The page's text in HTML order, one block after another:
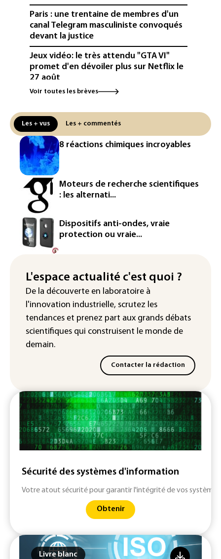
Paris : une trentaine de membres d'un
canal Telegram masculiniste convoqués
devant la justice
Jeux vidéo: le très attendu "GTA VI"
promet d'en dévoiler plus sur Netflix le
27 août
Dans les entrailles de Paris, un chantier
les rails du RER
Meta se lance sur le marché des logiciels
écrits par l'IA, dominé par Anthropic et
OpenAI
Google réorganise sa division IA: Demis
Hassabis passe la main, des stars s'en
vont
Colombie: un bébé hippopotame
descendant de la colonie d'Escobar
meurt malgré les soins
production d'électricité solaire
attendue en Europe
L'Autriche bat son record absolu de
chaleur pour le deuxième jour d'affilée
Voir toutes les brèves
Les + vus Les + commentés
8 réactions chimiques incroyables
Moteurs de recherche scientifiques
: les alternati...
Dispositifs anti-ondes, vraie
protection ou vraie...
L'espace actualité c'est quoi ?
De la découverte en laboratoire à
l'innovation industrielle, scrutez les
tendances et prenez part aux grands débats
scientifiques qui construisent le monde de
demain.
Contacter la rédaction
Sécurité des systèmes d'information
Votre atout sécurité pour garantir l'intégrité de vos systèmes
Obtenir
Livre blanc